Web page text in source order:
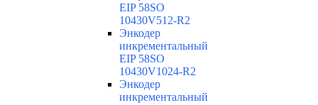
EIP 58SO
10430V512-R2
Энкодер
инкрементальный
EIP 58SO
10430V1024-R2
Энкодер
инкрементальный